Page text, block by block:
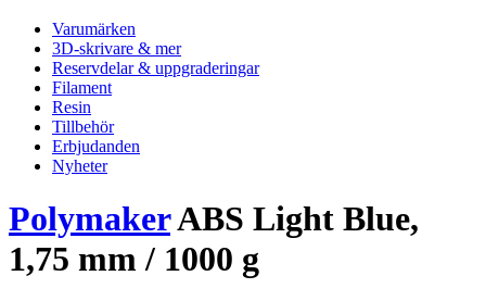
Varumärken
3D-skrivare & mer
Reservdelar & uppgraderingar
Filament
Resin
Tillbehör
Erbjudanden
Nyheter
PolymakerABS Light Blue,
1,75 mm / 1000 g